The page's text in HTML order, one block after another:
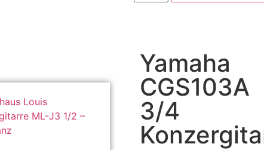
Yamaha
CGS103A
3/4